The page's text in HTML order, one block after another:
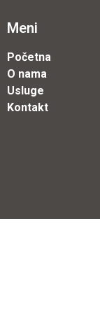
Meni
Početna
O nama
Usluge
Kontakt